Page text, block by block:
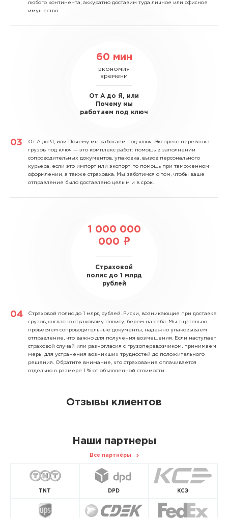
любого континента, аккуратно доставим туда личное или офисное
имущество.
60 мин
экономия
времени
От А до Я, или
Почему мы
работаем под ключ
От А до Я, или Почему мы работаем под ключ. Экспресс-перевозка
грузов под ключ — это комплекс работ: помощь в заполнении
сопроводительных документов, упаковка, вызов персонального
курьера, если это импорт или экспорт, то помощь при таможенном
оформлении, а также страховка. Мы заботимся о том, чтобы ваше
отправление было доставлено целым и в срок.
1 000 000
000 ₽
Страховой
полис до 1 млрд
рублей
Страховой полис до 1 млрд рублей. Риски, возникающие при доставке
грузов, согласно страховому полису, берем на себя. Мы тщательно
проверяем сопроводительные документы, надежно упаковываем
отправление, что важно для получения возмещения. Если наступает
страховой случай или разногласия с грузоперевозчиком, принимаем
меры для устранения возникших трудностей до положительного
решения. Обратите внимание, что страхование оплачивается
отдельно в размере 1 % от объявленной стоимости.
Отзывы клиентов
Наши партнеры
Все партнёры
TNT DPD КСЭ